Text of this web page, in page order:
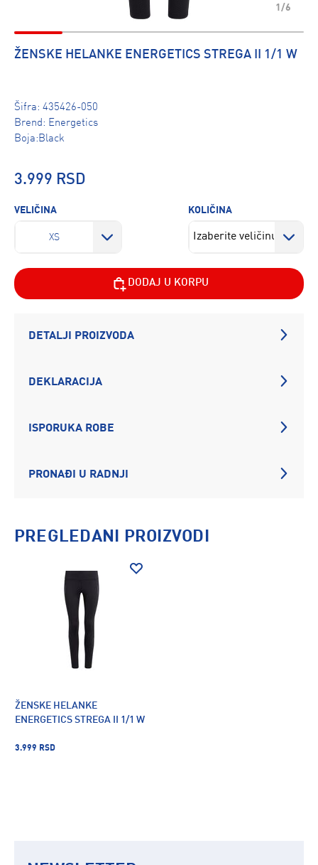
1/6
ŽENSKE HELANKE ENERGETICS STREGA II 1/1 W
Šifra: 435426-050
Brend: Energetics
Boja:Black
3.999 RSD
VELIČINA
XS
KOLIČINA
DODAJ U KORPU
DETALJI PROIZVODA
DEKLARACIJA
ISPORUKA ROBE
PRONAĐI U RADNJI
PREGLEDANI PROIZVODI
ŽENSKE HELANKE
ENERGETICS STREGA II 1/1 W
3.999 RSD